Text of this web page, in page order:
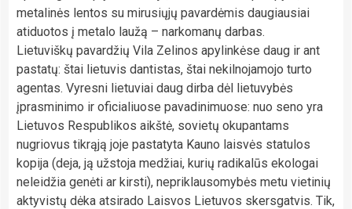
metalinės lentos su mirusiųjų pavardėmis daugiausiai
atiduotos į metalo laužą – narkomanų darbas.
Lietuviškų pavardžių Vila Zelinos apylinkėse daug ir ant
pastatų: štai lietuvis dantistas, štai nekilnojamojo turto
agentas. Vyresni lietuviai daug dirba dėl lietuvybės
įprasminimo ir oficialiuose pavadinimuose: nuo seno yra
Lietuvos Respublikos aikštė, sovietų okupantams
nugriovus tikrąją joje pastatyta Kauno laisvės statulos
kopija (deja, ją užstoja medžiai, kurių radikalūs ekologai
neleidžia genėti ar kirsti), nepriklausomybės metu vietinių
aktyvistų dėka atsirado Laisvos Lietuvos skersgatvis. Tik,